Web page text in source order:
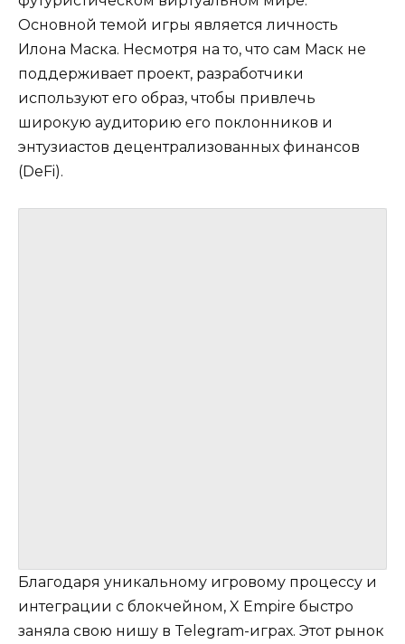
Основной темой игры является личность
Илона Маска. Несмотря на то, что сам Маск не
поддерживает проект, разработчики
используют его образ, чтобы привлечь
широкую аудиторию его поклонников и
энтузиастов децентрализованных финансов
(DeFi).
Благодаря уникальному игровому процессу и
интеграции с блокчейном, X Empire быстро
заняла свою нишу в Telegram-играх. Этот рынок